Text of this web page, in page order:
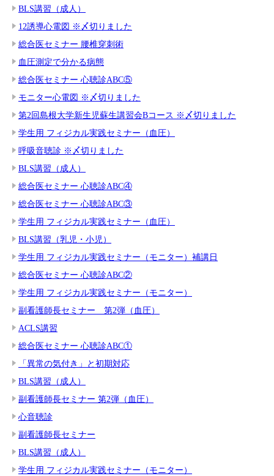
BLS講習（成人）
12誘導心電図 ※〆切りました
総合医セミナー 腰椎穿刺術
血圧測定で分かる病態
総合医セミナー 心聴診ABC⑤
モニター心電図 ※〆切りました
第2回島根大学新生児蘇生講習会Bコース ※〆切りました
学生用 フィジカル実践セミナー（血圧）
呼吸音聴診 ※〆切りました
BLS講習（成人）
総合医セミナー 心聴診ABC④
総合医セミナー 心聴診ABC③
学生用 フィジカル実践セミナー（血圧）
BLS講習（乳児・小児）
学生用 フィジカル実践セミナー（モニター）補講日
総合医セミナー 心聴診ABC②
学生用 フィジカル実践セミナー（モニター）
副看護師長セミナー 第2弾（血圧）
ACLS講習
総合医セミナー 心聴診ABC①
「異常の気付き」と初期対応
BLS講習（成人）
副看護師長セミナー 第2弾（血圧）
心音聴診
副看護師長セミナー
BLS講習（成人）
学生用 フィジカル実践セミナー（モニター）